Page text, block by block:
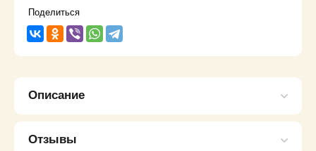
Поделиться
Описание
Отзывы